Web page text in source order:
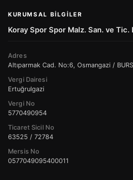
KURUMSAL BILGILER
Koray Spor Spor Malz. San. ve Tic.
Adres
Altıparmak Cad. No:6, Osmangazi /
Vergi Dairesi
Ertuğrulgazi
Vergi No
5770490954
Ticaret Sicil No
63525 / 72784
Mersis No
0577049095400011